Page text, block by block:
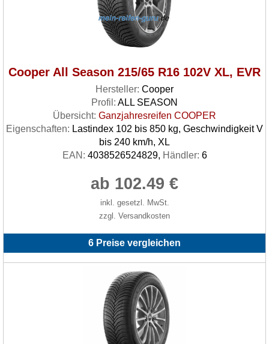
Cooper All Season 215/65 R16 102V XL, EVR
Hersteller: Cooper
Profil: ALL SEASON
Übersicht: Ganzjahresreifen COOPER
Eigenschaften: Lastindex 102 bis 850 kg, Geschwindigkeit V
bis 240 km/h, XL
EAN: 4038526524829, Händler: 6
ab 102.49 €
inkl. gesetzl. MwSt.
zzgl. Versandkosten
6 Preise vergleichen